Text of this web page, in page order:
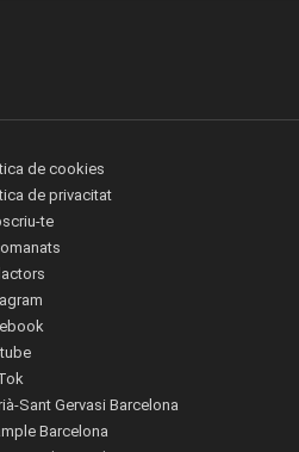
de cookies
de privacitat
te
Sant Gervasi Barcelona
Barcelona